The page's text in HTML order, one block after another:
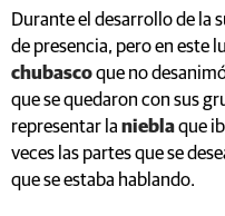
Durante el desarrollo de la
de presencia, pero en este
chubascoque no
que se quedaron con sus
representar la nieblaque
veces las partes que se
que se estaba hablando.